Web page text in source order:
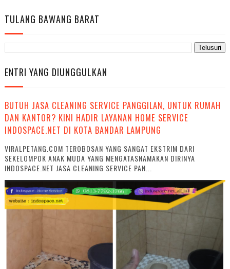
TULANG BAWANG BARAT
ENTRI YANG DIUNGGULKAN
BUTUH JASA CLEANING SERVICE PANGGILAN, UNTUK RUMAH
DAN KANTOR? KINI HADIR LAYANAN HOME SERVICE
INDOSPACE.NET DI KOTA BANDAR LAMPUNG
VIRALPETANG.COM TEROBOSAN YANG SANGAT EKSTRIM DARI
SEKELOMPOK ANAK MUDA YANG MENGATASNAMAKAN DIRINYA
INDOSPACE.NET JASA CLEANING SERVICE PAN...